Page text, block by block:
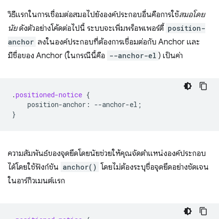
วิธีแรกในการเชื่อมต่อสมอไปยังองค์ประกอบอื่นคือการใช้สมอโดย
นัยดังตัวอย่างโค้ดต่อไปนี้ ระบบจะเพิ่มพร็อพเพอร์ตี้ position-
anchor ลงในองค์ประกอบที่ต้องการเชื่อมต่อกับ Anchor และ
มีชื่อของ Anchor (ในกรณีนี้คือ --anchor-el ) เป็นค่า
.positioned-notice {
position-anchor : --anchor-el ;
}
ความสัมพันธ์ของจุดยึดโดยนัยช่วยให้คุณจัดตำแหน่งองค์ประกอบ
ได้โดยใช้ฟังก์ชัน anchor() โดยไม่ต้องระบุชื่อจุดยึดอย่างชัดเจน
ในอาร์กิวเมนต์แรก